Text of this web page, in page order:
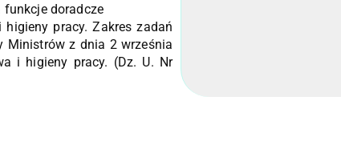
funkcje doradcze
pracy. Zakres zadań
Ministrów z dnia 2 września
i higieny pracy. (Dz. U. Nr